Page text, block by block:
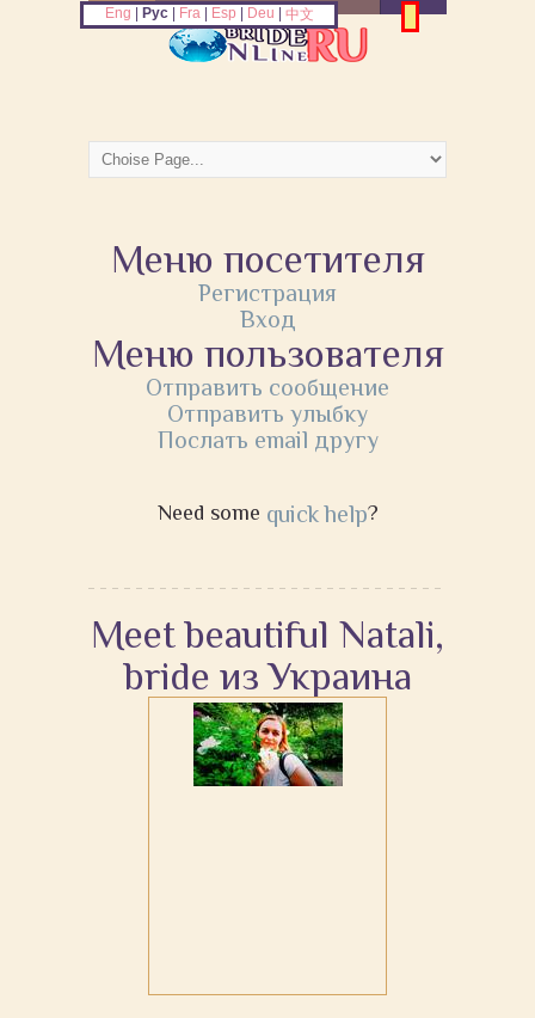
Меню посетителя
Регистрация
Вход
Меню пользователя
Отправить сообщение
Отправить улыбку
Послать email другу
Need some quick help?
Meet beautiful Natali,
bride из Украина
Eng Рус| Fra| Esp Deu 中文